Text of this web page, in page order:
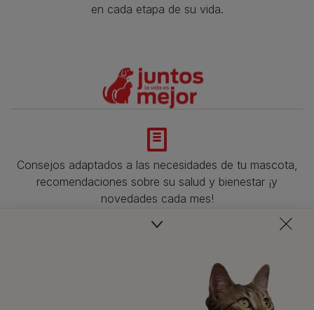
en cada etapa de su vida.​
Consejos adaptados a las necesidades de tu mascota,
recomendaciones sobre su salud y bienestar ¡y
novedades cada mes!
para resolver todas tus dudas.​